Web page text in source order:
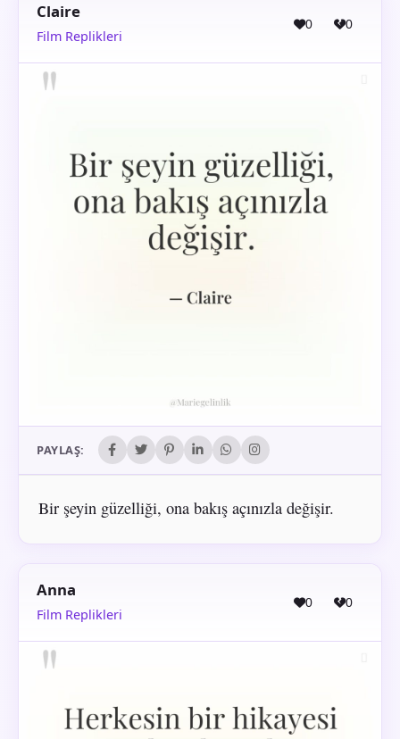
Claire
Film Replikleri
0 0
PAYLAŞ:
Bir şeyin güzelliği, ona bakış açınızla değişir.
Anna
Film Replikleri
0 0